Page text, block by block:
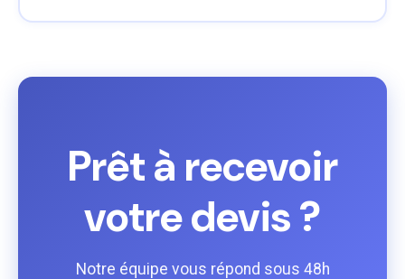
Prêt à recevoir
votre devis ?
Notre équipe vous répond sous 48h